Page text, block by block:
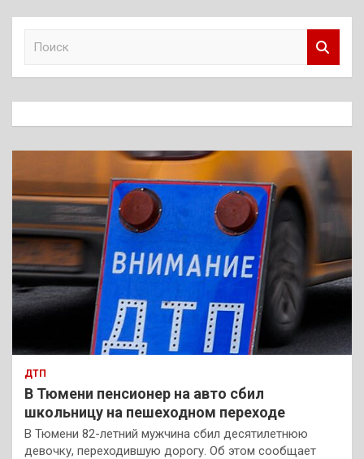
к
ДТП
В Тюмени пенсионер на авто сбил
школьницу на пешеходном переходе
В Тюмени 82-летний мужчина сбил десятилетнюю
девочку, переходившую дорогу. Об этом сообщает